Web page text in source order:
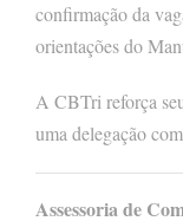
confirmação da
orientações do
A CBTri reforça
uma delegação
Assessoria de